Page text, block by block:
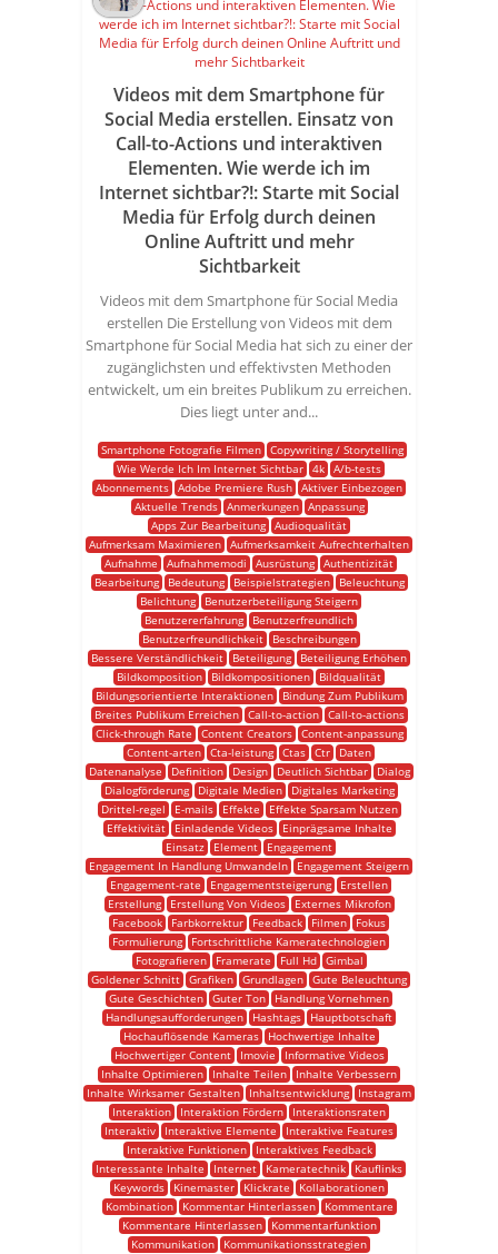
Videos mit dem Smartphone für
Social Media erstellen. Einsatz von
Call-to-Actions und interaktiven
Elementen. Wie werde ich im
Internet sichtbar?!: Starte mit Social
Media für Erfolg durch deinen
Online Auftritt und mehr
Sichtbarkeit
Videos mit dem Smartphone für Social Media
erstellen Die Erstellung von Videos mit dem
Smartphone für Social Media hat sich zu einer der
zugänglichsten und effektivsten Methoden
entwickelt, um ein breites Publikum zu erreichen.
Dies liegt unter and...
Smartphone Fotografie Filmen
Copywriting / Storytelling
Wie Werde Ich Im Internet Sichtbar 4k A/b-tests
Abonnements Adobe Premiere Rush Aktiver Einbezogen
Aktuelle Trends
Anmerkungen
Anpassung
Apps Zur Bearbeitung Audioqualität
Aufmerksam Maximieren Aufmerksamkeit Aufrechterhalten
Aufnahme
Aufnahmemodi Ausrüstung Authentizität
Bearbeitung
Bedeutung Beispielstrategien
Beleuchtung
Belichtung
Benutzerbeteiligung Steigern
Benutzererfahrung
Benutzerfreundlich
Benutzerfreundlichkeit
Beschreibungen
Bessere Verständlichkeit
Beteiligung
Beteiligung Erhöhen
Bildkomposition
Bildkompositionen
Bildqualität
Bildungsorientierte Interaktionen
Bindung Zum Publikum
Breites Publikum Erreichen
Call-to-action
Call-to-actions
Click-through Rate
Content Creators
Content-anpassung
Content-arten Cta-leistung Ctas Ctr
Daten
Datenanalyse
Definition Design Deutlich Sichtbar
Dialog
Dialogförderung
Digitale Medien
Digitales Marketing
Drittel-regel
E-mails Effekte
Effekte Sparsam Nutzen
Effektivität
Einladende Videos
Einprägsame Inhalte
Einsatz
Element
Engagement
Engagement In Handlung Umwandeln
Engagement Steigern
Engagement-rate
Engagementsteigerung
Erstellen
Erstellung
Erstellung Von Videos
Externes Mikrofon
Facebook
Farbkorrektur Feedback Filmen
Fokus
Formulierung
Fortschrittliche Kameratechnologien
Fotografieren
Framerate Full Hd
Gimbal
Goldener Schnitt Grafiken Grundlagen Gute Beleuchtung
Gute Geschichten Guter Ton
Handlung Vornehmen
Handlungsaufforderungen
Hashtags
Hauptbotschaft
Hochauflösende Kameras
Hochwertige Inhalte
Hochwertiger Content
Imovie
Informative Videos
Inhalte Optimieren
Inhalte Teilen
Inhalte Verbessern
Inhalte Wirksamer Gestalten
Inhaltsentwicklung
Instagram
Interaktion
Interaktion Fördern
Interaktionsraten
Interaktiv
Interaktive Elemente
Interaktive Features
Interaktive Funktionen
Interaktives Feedback
Interessante Inhalte
Internet Kameratechnik
Kauflinks
Keywords
Kinemaster Klickrate
Kollaborationen
Kombination
Kommentar Hinterlassen
Kommentare
Kommentare Hinterlassen
Kommentarfunktion
Kommunikation
Kommunikationsstrategien